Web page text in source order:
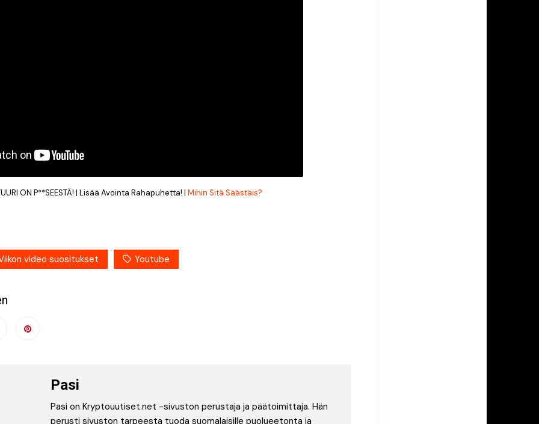
ON P**SEESTÄ! | Lisää Avointa Rahapuhetta! | Mihin Sitä Säästäis?
video suositukset Youtube
Pasi
Pasi on Kryptouutiset.net -sivuston perustaja ja päätoimittaja. Hän
perusti sivuston tarpeesta tuoda suomalaisille puolueetonta ja